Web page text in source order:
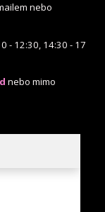
nebo
- 12:30, 14:30 - 17
nebo mimo